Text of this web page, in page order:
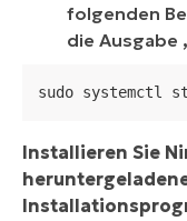
folgenden
die Ausgabe
sudo systemctl
Installieren Sie